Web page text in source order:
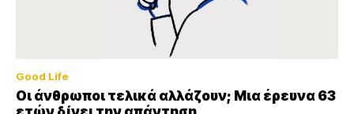
Good Life
Οι άνθρωποι τελικά αλλάζουν; Μια έρευνα 63